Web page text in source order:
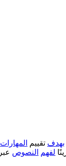
بهدف تقييم المهارات
لفهم النصوص عبر